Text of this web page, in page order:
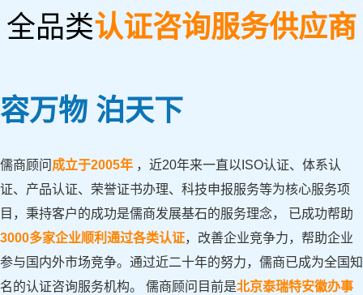
全品类认证咨询服务供应商
容万物 泊天下
儒商顾问 成立于2005年 ，近20年来一直以ISO认证、体系认
证、产品认证、荣誉证书办理、科技申报服务等为核心服务项
目，秉持客户的成功是儒商发展基石的服务理念， 已成功帮助
3000多家企业顺利通过各类认证，改善企业竞争力，帮助企业
参与国内外市场竞争。通过近二十年的努力，儒商已成为全国知
名的认证咨询服务机构。 儒商顾问目前是北京泰瑞特安徽办事